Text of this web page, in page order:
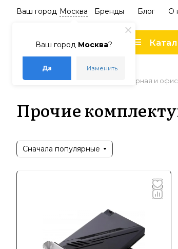
Ваш город Москва?
Да Изменить
Ваш город Москва Бренды Блог О
Главная – Каталог Компьютерная и
Прочие
Сначала популярные